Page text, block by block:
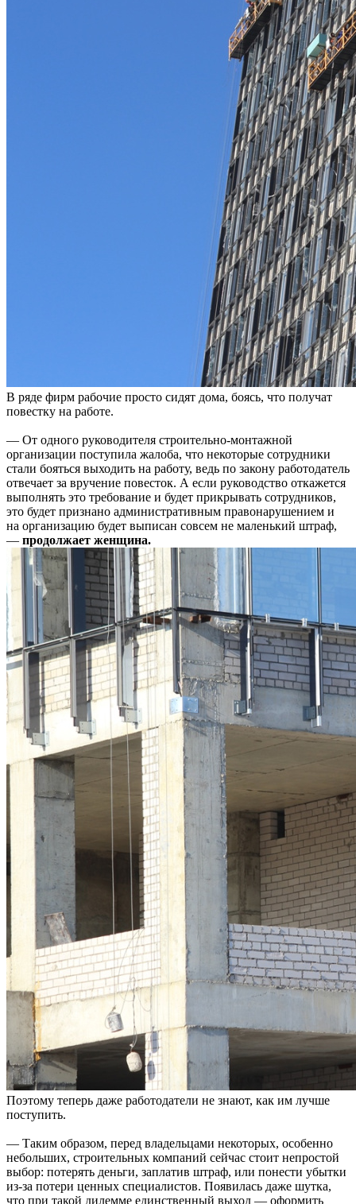
В ряде фирм рабочие просто сидят дома, боясь, что получат
повестку на работе.
— От одного руководителя строительно-монтажной
организации поступила жалоба, что некоторые сотрудники
стали бояться выходить на работу, ведь по закону работодатель
отвечает за вручение повесток. А если руководство откажется
выполнять это требование и будет прикрывать сотрудников,
это будет признано административным правонарушением и
на организацию будет выписан совсем не маленький штраф,
— продолжает женщина.
Поэтому теперь даже работодатели не знают, как им лучше
поступить.
— Таким образом, перед владельцами некоторых, особенно
небольших, строительных компаний сейчас стоит непростой
выбор: потерять деньги, заплатив штраф, или понести убытки
из-за потери ценных специалистов. Появилась даже шутка,
что при такой дилемме единственный выход — оформить